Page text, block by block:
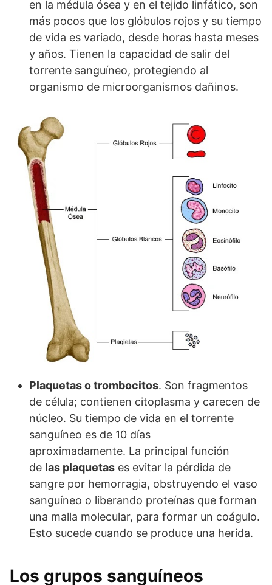
en la médula ósea y en el tejido linfático, son
más pocos que los glóbulos rojos y su tiempo
de vida es variado, desde horas hasta meses
y años. Tienen la capacidad de salir del
torrente sanguíneo, protegiendo al
organismo de microorganismos dañinos.
Plaquetas o trombocitos. Son fragmentos
de célula; contienen citoplasma y carecen de
núcleo. Su tiempo de vida en el torrente
sanguíneo es de 10 días
aproximadamente. La principal función
de las plaquetas es evitar la pérdida de
sangre por hemorragia, obstruyendo el vaso
sanguíneo o liberando proteínas que forman
una malla molecular, para formar un coágulo.
Esto sucede cuando se produce una herida.
Los grupos sanguíneos